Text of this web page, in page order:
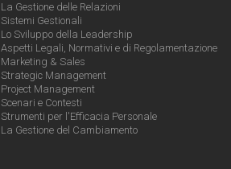
La Gestione delle Relazioni
Sistemi Gestionali
Lo Sviluppo della Leadership
Aspetti Legali, Normativi e di Regolamentazione
Marketing & Sales
Strategic Management
Project Management
Scenari e Contesti
Strumenti per l'Efficacia Personale
La Gestione del Cambiamento